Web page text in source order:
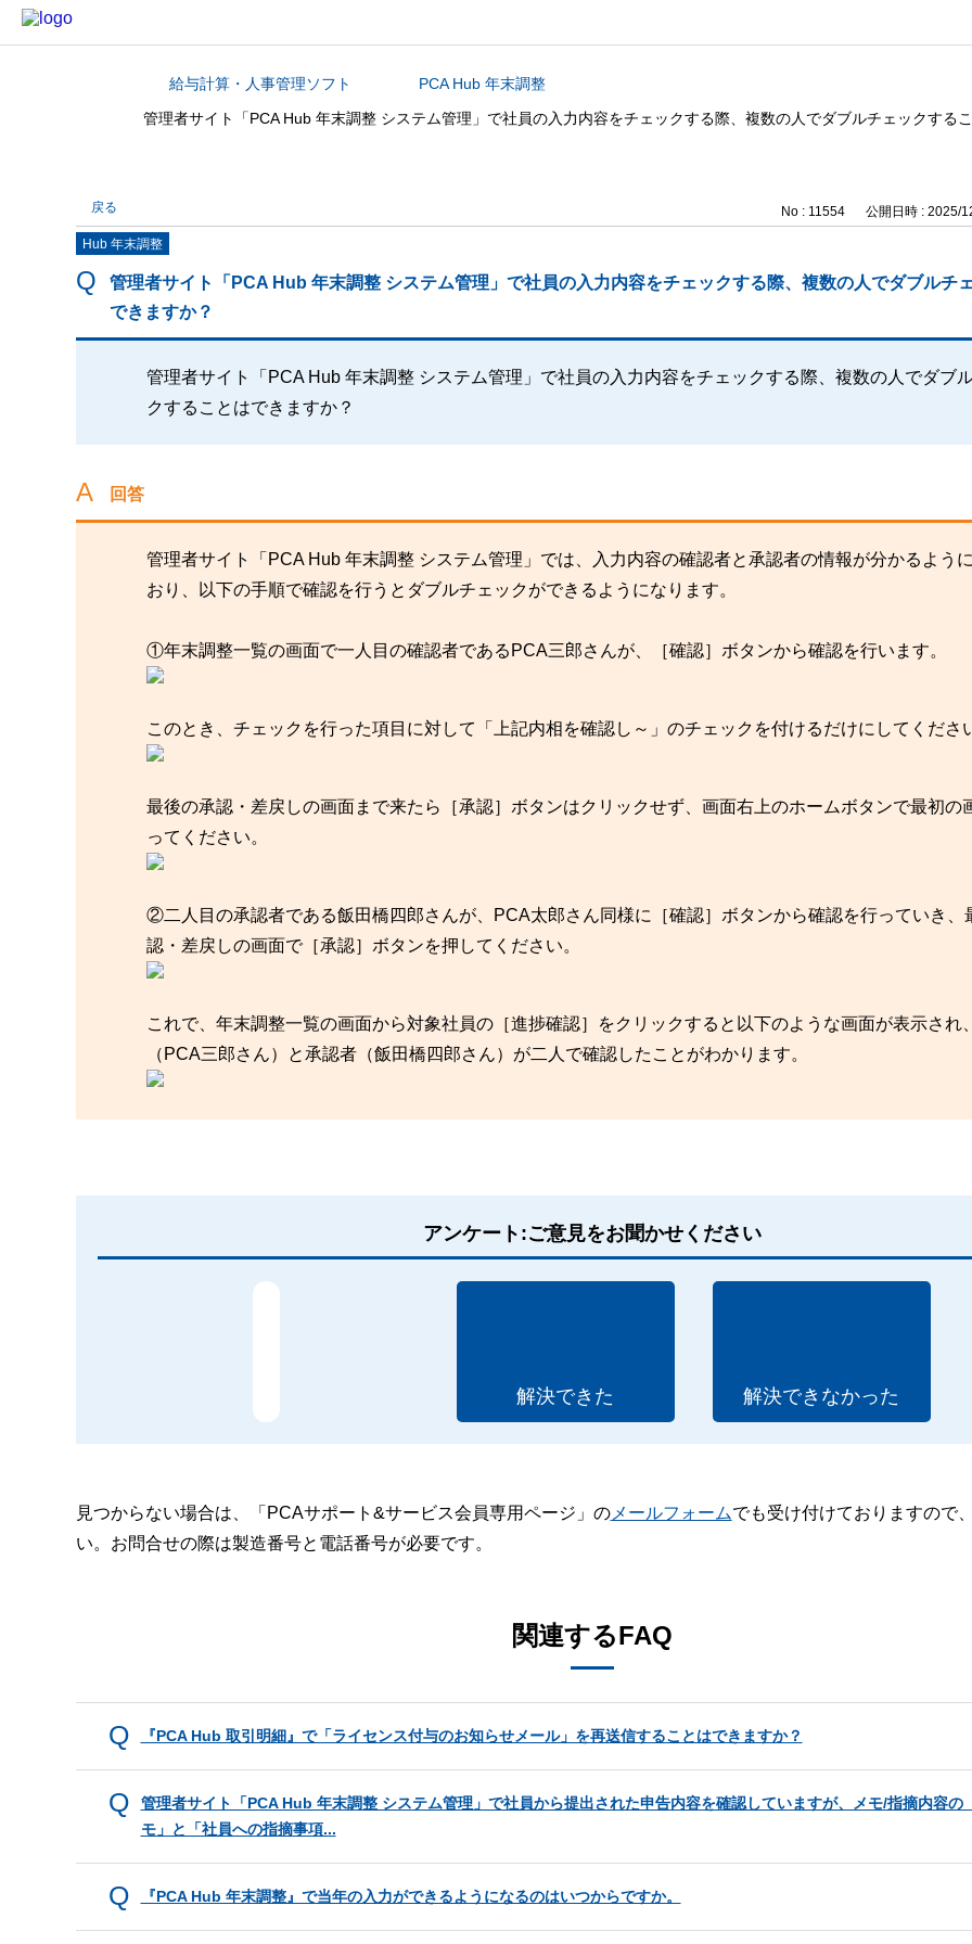
カテゴリから探す給与計算・人事管理ソフト
PCA Hub 年末調整
管理者サイト「PCA Hub 年末調整 システム管理」で社員の入力内容をチェックする際、複数の人でダブルチェックする
戻る No : 11554 公開日時 : 2025/
Hub 年末調整
管理者サイト「PCA Hub 年末調整 システム管理」で社員の入力内容をチェックする際、複数の人でダブルチ
できますか？
管理者サイト「PCA Hub 年末調整 システム管理」で社員の入力内容をチェックする際、複数の人でダブ
クすることはできますか？
回答
管理者サイト「PCA Hub 年末調整 システム管理」では、入力内容の確認者と承認者の情報が分かるよう
おり、以下の手順で確認を行うとダブルチェックができるようになります。
①年末調整一覧の画面で一人目の確認者であるPCA三郎さんが、［確認］ボタンから確認を行います。
このとき、チェックを行った項目に対して「上記内相を確認し～」のチェックを付けるだけにしてくださ
最後の承認・差戻しの画面まで来たら［承認］ボタンはクリックせず、画面右上のホームボタンで最初の
ってください。
②二人目の承認者である飯田橋四郎さんが、PCA太郎さん同様に［確認］ボタンから確認を行っていき、
認・差戻しの画面で［承認］ボタンを押してください。
これで、年末調整一覧の画面から対象社員の［進捗確認］をクリックすると以下のような画面が表示され
（PCA三郎さん）と承認者（飯田橋四郎さん）が二人で確認したことがわかります。
アンケート:ご意見をお聞かせください
解決できた 解決できなかった
見つからない場合は、「PCAサポート&サービス会員専用ページ」のメールフォームでも受け付けておりますので
い。お問合せの際は製造番号と電話番号が必要です。
関連するFAQ
『PCA Hub 取引明細』で「ライセンス付与のお知らせメール」を再送信することはできますか？
管理者サイト「PCA Hub 年末調整 システム管理」で社員から提出された申告内容を確認していますが、メモ/指摘内容の
モ」と「社員への指摘事項...
『PCA Hub 年末調整』で当年の入力ができるようになるのはいつからですか。